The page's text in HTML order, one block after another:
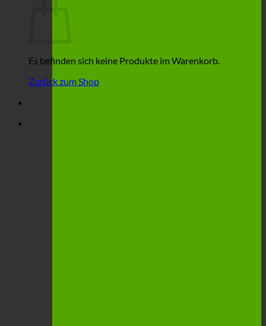
Es befinden sich keine Produkte im Warenkorb.
Zurück zum Shop